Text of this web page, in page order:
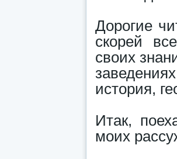
Дорогие
скорей
своих
история,
Итак,
моих